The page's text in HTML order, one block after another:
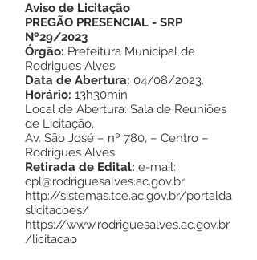
Aviso de Licitação
PREGÃO PRESENCIAL - SRP
Nº29/2023
Órgão: Prefeitura Municipal de
Rodrigues Alves
Data de Abertura: 04/08/2023.
Horário: 13h30min
Local de Abertura: Sala de Reuniões
de Licitação,
Av. São José – nº 780, – Centro –
Rodrigues Alves
Retirada de Edital: e-mail:
cpl@rodriguesalves.ac.gov.br
http://sistemas.tce.ac.gov.br/portalda
slicitacoes/
https://www.rodriguesalves.ac.gov.br
/licitacao